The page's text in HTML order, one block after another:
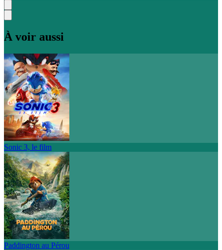
À voir aussi
Sonic 3, le film
Paddington au Pérou